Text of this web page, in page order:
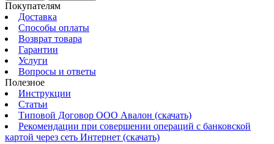
Покупателям
Доставка
Способы оплаты
Возврат товара
Гарантии
Услуги
Вопросы и ответы
Полезное
Инструкции
Статьи
Типовой Договор ООО Авалон (скачать)
Рекомендации при совершении операций с банковской
картой через сеть Интернет (скачать)